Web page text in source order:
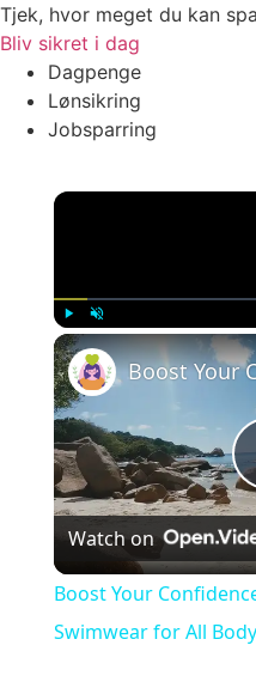
Tjek, hvor meget du kan
Bliv sikret i dag
Dagpenge
Lønsikring
Jobsparring
Play
Watch on
Boost Your
Swimwear for All